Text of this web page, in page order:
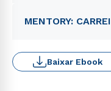
MENTORY:
Baixar Ebook